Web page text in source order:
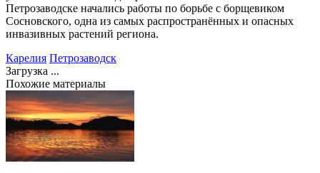
Петрозаводске начались работы по борьбе с борщевиком
Сосновского, одна из самых распространённых и опасных
инвазивных растений региона.
Карелия Петрозаводск
Загрузка ...
Похожие материалы